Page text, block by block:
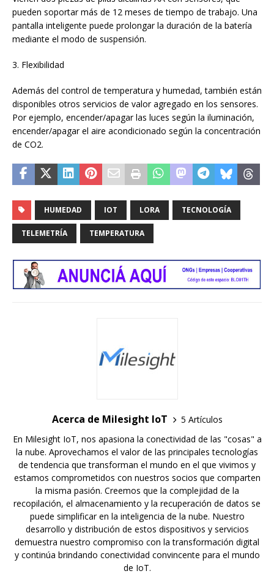
pueden soportar más de 12 meses de tiempo de trabajo. Una
pantalla inteligente puede prolongar la duración de la batería
mediante el modo de suspensión.
3. Flexibilidad
Además del control de temperatura y humedad, también están
disponibles otros servicios de valor agregado en los sensores.
Por ejemplo, encender/apagar las luces según la iluminación,
encender/apagar el aire acondicionado según la concentración
de CO2.
HUMEDAD IOT LORA TECNOLOGÍA
TELEMETRÍA TEMPERATURA
Acerca de Milesight IoT
5 Artículos
En Milesight IoT, nos apasiona la conectividad de las "cosas" a
la nube. Aprovechamos el valor de las principales tecnologías
de tendencia que transforman el mundo en el que vivimos y
estamos comprometidos con nuestros socios que comparten
la misma pasión. Creemos que la complejidad de la
recopilación, el almacenamiento y la recuperación de datos se
puede simplificar en la inteligencia de la nube. Nuestro
desarrollo y distribución de estos dispositivos y servicios
demuestra nuestro compromiso con la transformación digital
y continúa brindando conectividad convincente para el mundo
de IoT.